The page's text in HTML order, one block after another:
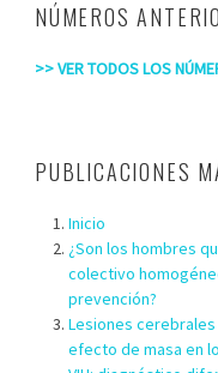
NÚMEROS
>> VER TODOS LOS
PUBLICACIONES
Inicio
¿Son los hombres
colectivo
prevención?
Lesiones
efecto de masa en